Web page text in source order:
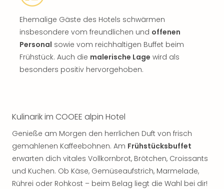
Ehemalige Gäste des Hotels schwärmen
insbesondere vom freundlichen und offenen
Personal sowie vom reichhaltigen Buffet beim
Frühstück. Auch die malerische Lage wird als
besonders positiv hervorgehoben.
Kulinarik im COOEE alpin Hotel
Genieße am Morgen den herrlichen Duft von frisch
gemahlenen Kaffeebohnen. Am Frühstücksbuffet
erwarten dich vitales Vollkornbrot, Brötchen, Croissants
und Kuchen. Ob Käse, Gemüseaufstrich, Marmelade,
Rührei oder Rohkost – beim Belag liegt die Wahl bei dir!